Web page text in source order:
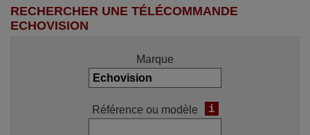
RECHERCHER UNE TÉLÉCOMMANDE
ECHOVISION
Marque
Référence ou modèle i